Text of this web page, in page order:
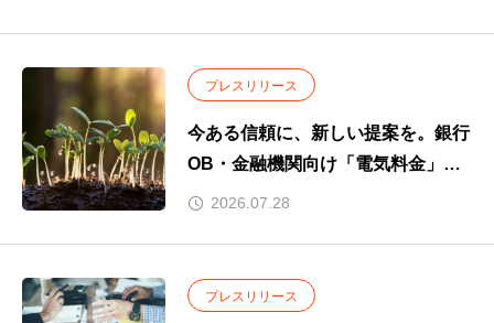
プレスリリース
今ある信頼に、新しい提案を。銀行
OB・金融機関向け「電気料金」と
いう新たな提案。
2026.07.28
プレスリリース